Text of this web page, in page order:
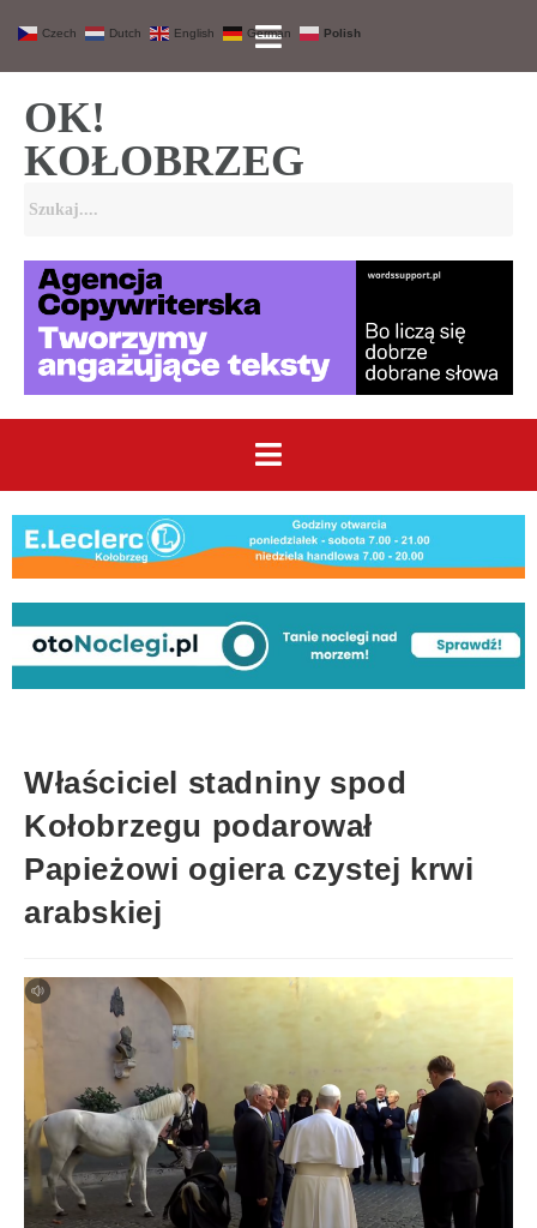
OK!
KOŁOBRZEG
Właściciel stadniny spod
Kołobrzegu podarował
Papieżowi ogiera czystej krwi
arabskiej
Czech Dutch English German Polish